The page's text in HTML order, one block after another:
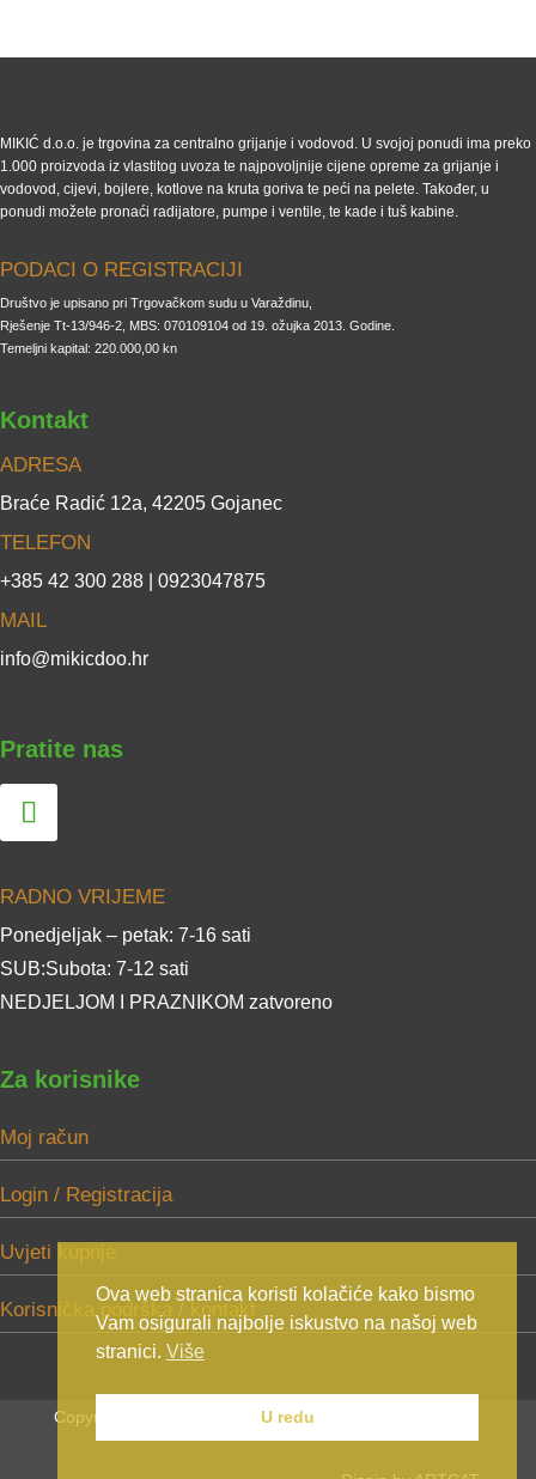
MIKIĆ d.o.o. je trgovina za centralno grijanje i vodovod. U svojoj ponudi ima preko
1.000 proizvoda iz vlastitog uvoza te najpovoljnije cijene opreme za grijanje i
vodovod, cijevi, bojlere, kotlove na kruta goriva te peći na pelete. Također, u
ponudi možete pronaći radijatore, pumpe i ventile, te kade i tuš kabine.
PODACI O REGISTRACIJI
Društvo je upisano pri Trgovačkom sudu u Varaždinu,
Rješenje Tt-13/946-2, MBS: 070109104 od 19. ožujka 2013. Godine.
Temeljni kapital: 220.000,00 kn
Kontakt
ADRESA
Braće Radić 12a, 42205 Gojanec
TELEFON
+385 42 300 288 | 0923047875
MAIL
info@mikicdoo.hr
Pratite nas
RADNO VRIJEME
Ponedjeljak – petak: 7-16 sati
SUB:Subota: 7-12 sati
NEDJELJOM I PRAZNIKOM zatvoreno
Za korisnike
Moj račun
Login / Registracija
Uvjeti kupnje
Korisnička podrška / kontakt
Copyright Mikić d.o.o. 2025. Sva prava zadržana.
Ova web stranica koristi kolačiće kako bismo
Vam osigurali najbolje iskustvo na našoj web
stranici. Više
U redu